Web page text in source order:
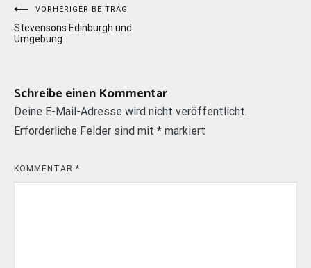
Beitragsnavigation
VORHERIGER BEITRAG
Stevensons Edinburgh und
Umgebung
Schreibe einen Kommentar
Deine E-Mail-Adresse wird nicht veröffentlicht.
Erforderliche Felder sind mit * markiert
KOMMENTAR *